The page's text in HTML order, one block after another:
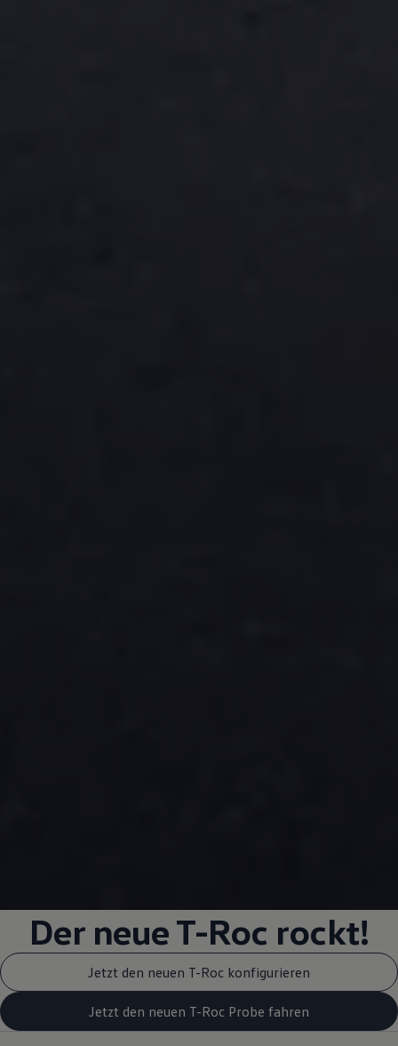
Der neue T-Roc rockt!
Jetzt den neuen T-Roc konfigurieren
Jetzt den neuen T-Roc Probe fahren